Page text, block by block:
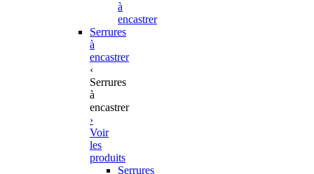
à
encastrer
Serrures
à
encastrer
‹
Serrures
à
encastrer
›
Voir
les
produits
Serrures